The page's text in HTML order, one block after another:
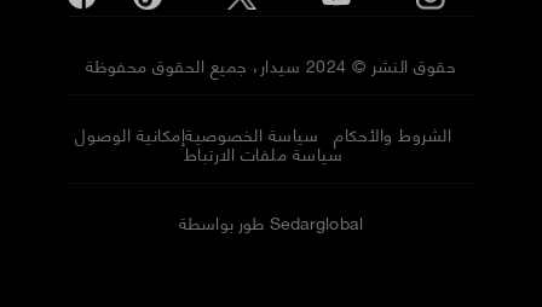
حقوق النشر © 2024 سيدار، جميع الحقوق محفوظة
إمكانية الوصولسياسة الخصوصية الشروط والأحكام
سياسة ملفات الارتباط
طور بواسطة Sedarglobal